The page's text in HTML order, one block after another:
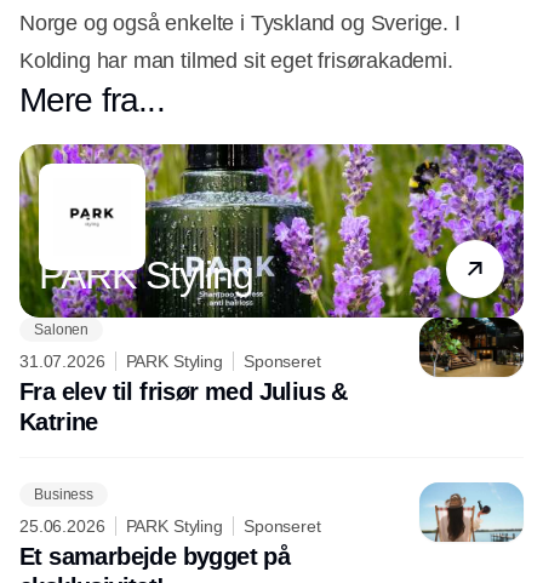
Norge og også enkelte i Tyskland og Sverige. I
Kolding har man tilmed sit eget frisørakademi.
Mere fra...
PARK Styling
Salonen
31.07.2026 PARK Styling Sponseret
Fra elev til frisør med Julius &
Katrine
Business
25.06.2026 PARK Styling Sponseret
Et samarbejde bygget på